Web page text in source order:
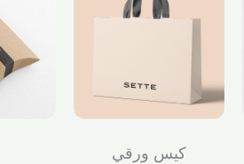
كيس ورقي